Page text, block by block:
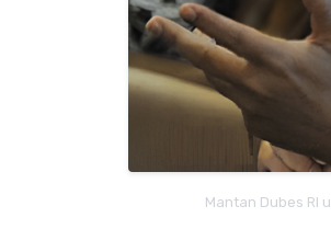
Mantan Dubes RI